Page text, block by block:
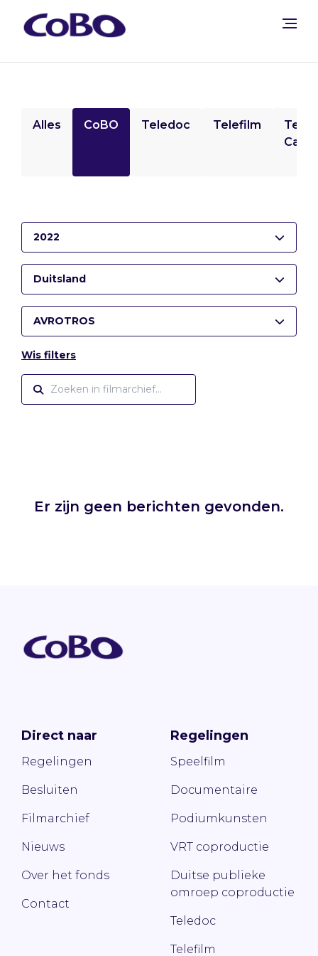
Alles CoBO Teledoc Telefilm
2022
Duitsland
AVROTROS
Wis filters
Er zijn geen berichten gevonden.
Direct naar
Regelingen
Besluiten
Filmarchief
Nieuws
Over het fonds
Contact
Regelingen
Speelfilm
Documentaire
Podiumkunsten
VRT coproductie
Duitse publieke
omroep coproductie
Teledoc
Telefilm